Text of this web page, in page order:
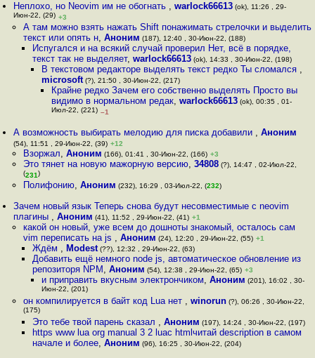
Неплохо, но Neovim им не обогнать ,warlock66613 (ok), 11:26 , 29-
Июн-22, (29) +3
А там можно взять нажать Shift понажимать стрелочки и выделить
текст или опять н, Аноним (187), 12:40 , 30-Июн-22, (188)
Испугался и на всякий случай проверил Нет, всё в порядке,
текст так не выделяет, warlock66613(ok), 14:33 , 30-Июн-22, (198)
В текстовом редакторе выделять текст редко Ты сломался ,
microsoft (?), 21:50 , 30-Июн-22, (217)
Крайне редко Зачем его собственно выделять Просто вы
видимо в нормальном редак, warlock66613(ok), 00:35 , 01-
Июл-22, (221) –1
А возможность выбирать мелодию для писка добавили ,Аноним
(54), 11:51 , 29-Июн-22, (39) +12
Взоржал, Аноним (166), 01:41 , 30-Июн-22, (166) +3
Это тянет на новую мажорную версию, 34808(?), 14:47 , 02-Июл-22,
(231)
Полифонию, Аноним (232), 16:29 , 03-Июл-22, (232)
Зачем новый язык Теперь снова будут несовместимые с neovim
плагины ,Аноним (41), 11:52 , 29-Июн-22, (41) +1
какой он новый, уже всем до дошноты знакомый, осталось сам
vim переписать на js , Аноним (24), 12:20 , 29-Июн-22, (55) +1
Ждём , Modest(??), 12:32 , 29-Июн-22, (63)
Добавить ещё немного node js, автоматическое обновление из
репозиторя NPM , Аноним (54), 12:38 , 29-Июн-22, (65) +3
и приправить вкусным электрончиком,Аноним (201), 16:02 , 30-
Июн-22, (201)
он компилируется в байт код Lua нет , winorun(?), 06:26 , 30-Июн-22,
(175)
Это тебе твой парень сказал , Аноним (197), 14:24 , 30-Июн-22, (197)
https www lua org manual 3 2 luac htmlчитай description в самом
начале и более, Аноним (96), 16:25 , 30-Июн-22, (204)